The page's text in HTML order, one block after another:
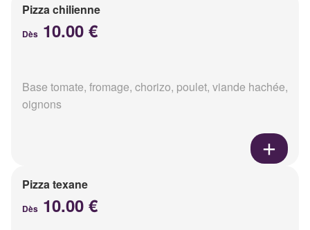
Pizza chilienne
Dès 10.00 €
Base tomate, fromage, chorizo, poulet, viande hachée,
oignons
Pizza texane
Dès 10.00 €